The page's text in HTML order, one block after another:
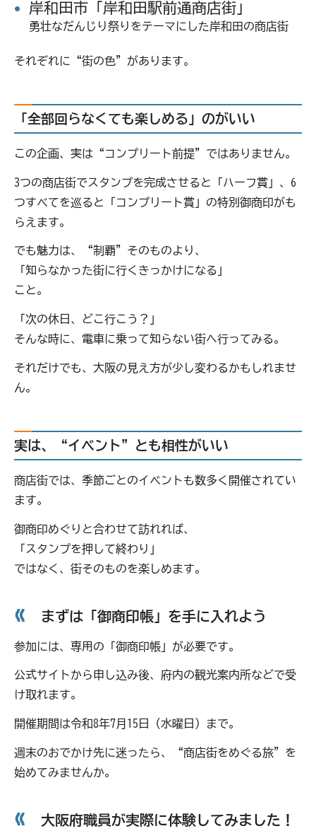
岸和田市「岸和田駅前通商店街」
勇壮なだんじり祭りをテーマにした岸和田の商店街
それぞれに“街の色”があります。
「全部回らなくても楽しめる」のがいい
この企画、実は“コンプリート前提”ではありません。
3つの商店街でスタンプを完成させると「ハーフ賞」、6
つすべてを巡ると「コンプリート賞」の特別御商印がも
らえます。
でも魅力は、“制覇”そのものより、
「知らなかった街に行くきっかけになる」
こと。
「次の休日、どこ行こう？」
そんな時に、電車に乗って知らない街へ行ってみる。
それだけでも、大阪の見え方が少し変わるかもしれませ
ん。
実は、“イベント”とも相性がいい
商店街では、季節ごとのイベントも数多く開催されてい
ます。
御商印めぐりと合わせて訪れれば、
「スタンプを押して終わり」
ではなく、街そのものを楽しめます。
まずは「御商印帳」を手に入れよう
参加には、専用の「御商印帳」が必要です。
公式サイトから申し込み後、府内の観光案内所などで受
け取れます。
開催期間は令和8年7月15日（水曜日）まで。
週末のおでかけ先に迷ったら、“商店街をめぐる旅”を
始めてみませんか。
大阪府職員が実際に体験してみました！